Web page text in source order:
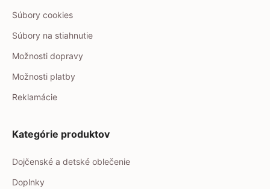
Súbory cookies
Súbory na stiahnutie
Možnosti dopravy
Možnosti platby
Reklamácie
Kategórie produktov
Dojčenské a detské oblečenie
Doplnky